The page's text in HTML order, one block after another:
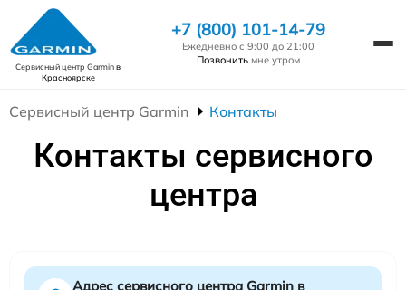
Сервисный центр Garminв
Красноярске
+7 (800) 101-14-79
Ежедневно с 9:00 до 21:00
Позвонить мне утром
Сервисный центр Garmin Контакты
Контакты сервисного
центра
Адрес сервисного центра Garmin в